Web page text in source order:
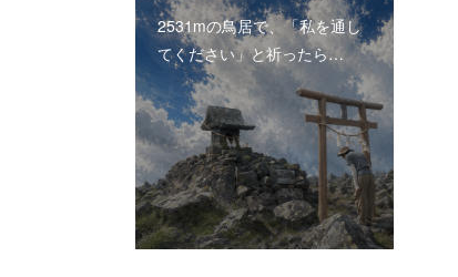
2531mの鳥居で、「私を通し
てください」と祈ったら…